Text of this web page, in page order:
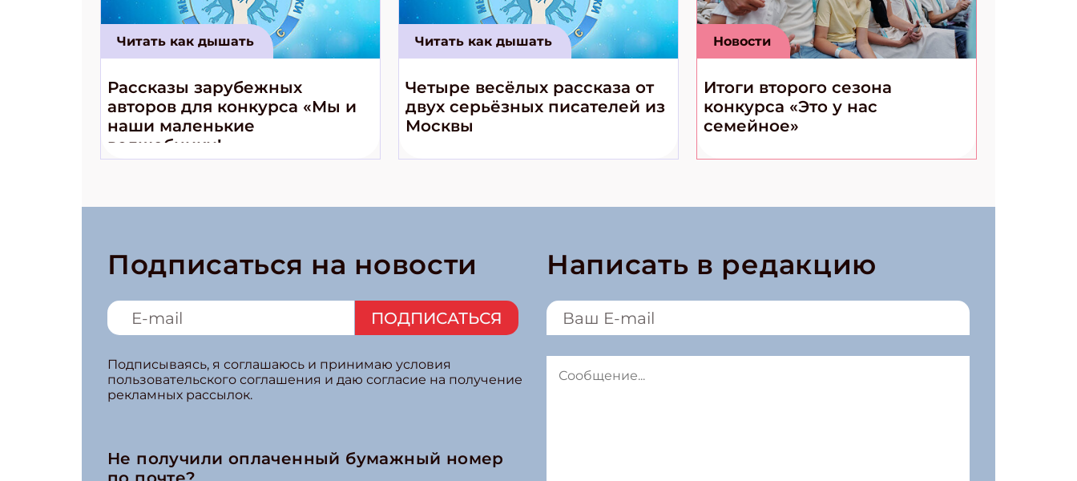
Читать как дышать
Рассказы зарубежных
авторов для конкурса «Мы и
наши маленькие
волшебники!»
Читать как дышать
Четыре весёлых рассказа от
двух серьёзных писателей из
Москвы
Новости
Итоги второго сезона
конкурса «Это у нас
семейное»
Подписаться на новости
ПОДПИСАТЬСЯ
Подписываясь, я соглашаюсь и принимаю условия
пользовательского соглашения и даю согласие на получение
рекламных рассылок.
Не получили оплаченный бумажный номер
Написать в редакцию